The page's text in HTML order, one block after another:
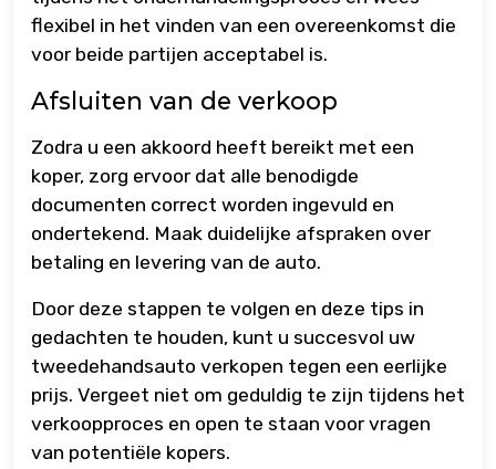
flexibel in het vinden van een overeenkomst die
voor beide partijen acceptabel is.
Afsluiten van de verkoop
Zodra u een akkoord heeft bereikt met een
koper, zorg ervoor dat alle benodigde
documenten correct worden ingevuld en
ondertekend. Maak duidelijke afspraken over
betaling en levering van de auto.
Door deze stappen te volgen en deze tips in
gedachten te houden, kunt u succesvol uw
tweedehandsauto verkopen tegen een eerlijke
prijs. Vergeet niet om geduldig te zijn tijdens het
verkoopproces en open te staan voor vragen
van potentiële kopers.